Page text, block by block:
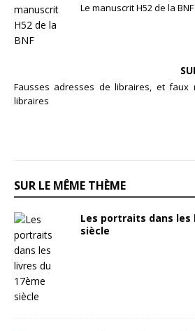
Le manuscrit H52 de la BNF
Fausses adresses de libraires, et faux
libraires
SUR LE MÊME THÈME
Les portraits dans les
siècle